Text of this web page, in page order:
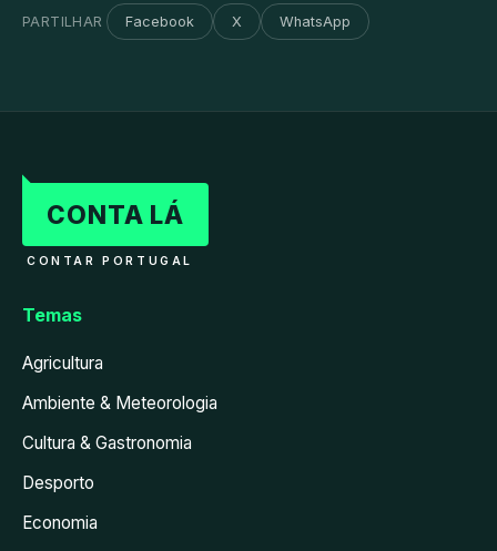
PARTILHAR Facebook X WhatsApp
CONTA LÁ
CONTAR PORTUGAL
Temas
Agricultura
Ambiente & Meteorologia
Cultura & Gastronomia
Desporto
Economia